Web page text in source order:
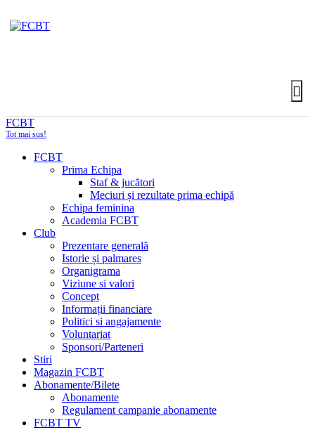
FCBT
Tot mai sus!
FCBT
Prima Echipa
Staf & jucători
Meciuri și rezultate prima echipă
Echipa feminina
Academia FCBT
Club
Prezentare generală
Istorie și palmares
Organigrama
Viziune si valori
Concept
Informații financiare
Politici si angajamente
Voluntariat
Sponsori/Parteneri
Stiri
Magazin FCBT
Abonamente/Bilete
Abonamente
Regulament campanie abonamente
FCBT TV